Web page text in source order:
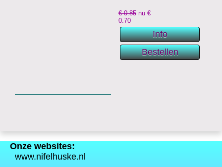
€ 0.85 nu €
0.70
Onze websites:
www.nifelhuske.nl